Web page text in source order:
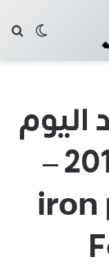
الأحد 7 فبراير 2016 –
iron